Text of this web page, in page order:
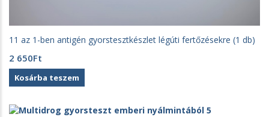
11 az 1-ben antigén gyorstesztkészlet légúti fertőzésekre (1 db)
2 650Ft
Kosárba teszem